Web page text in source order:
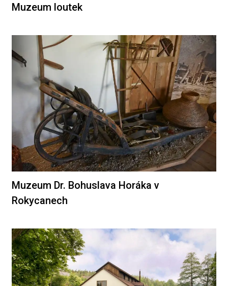
Muzeum loutek
Muzeum Dr. Bohuslava Horáka v
Rokycanech